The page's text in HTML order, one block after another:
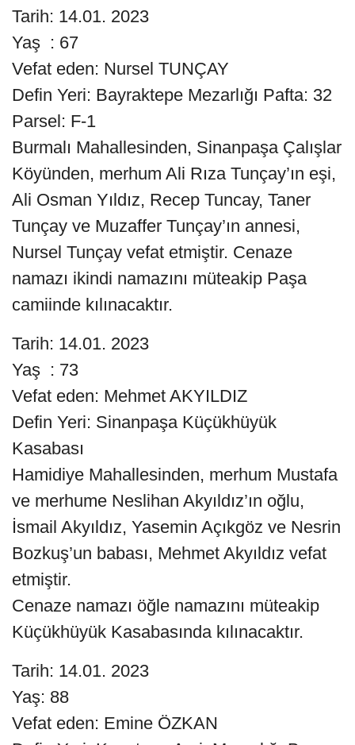
Tarih: 14.01. 2023
Yaş : 67
Vefat eden: Nursel TUNÇAY
Defin Yeri: Bayraktepe Mezarlığı Pafta: 32
Parsel: F-1
Burmalı Mahallesinden, Sinanpaşa Çalışlar
Köyünden, merhum Ali Rıza Tunçay’ın eşi,
Ali Osman Yıldız, Recep Tuncay, Taner
Tunçay ve Muzaffer Tunçay’ın annesi,
Nursel Tunçay vefat etmiştir. Cenaze
namazı ikindi namazını müteakip Paşa
camiinde kılınacaktır.
Tarih: 14.01. 2023
Yaş : 73
Vefat eden: Mehmet AKYILDIZ
Defin Yeri: Sinanpaşa Küçükhüyük
Kasabası
Hamidiye Mahallesinden, merhum Mustafa
ve merhume Neslihan Akyıldız’ın oğlu,
İsmail Akyıldız, Yasemin Açıkgöz ve Nesrin
Bozkuş’un babası, Mehmet Akyıldız vefat
etmiştir.
Cenaze namazı öğle namazını müteakip
Küçükhüyük Kasabasında kılınacaktır.
Tarih: 14.01. 2023
Yaş: 88
Vefat eden: Emine ÖZKAN